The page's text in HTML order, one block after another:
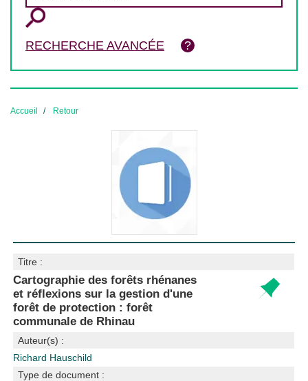
RECHERCHE AVANCÉE
Accueil Retour
Titre :
Cartographie des forêts rhénanes
et réflexions sur la gestion d'une
forêt de protection : forêt
communale de Rhinau
Auteur(s) :
Richard Hauschild
Type de document :